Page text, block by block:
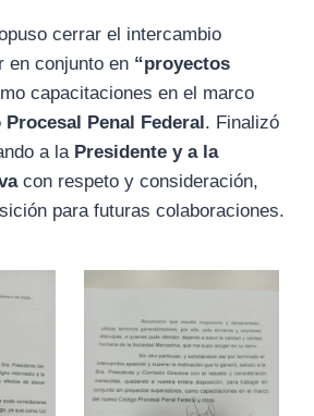
cerrar el intercambio
en conjunto en “proyectos
capacitaciones en el marco
Penal Federal. Finalizó
a la Presidente y a la
con respeto y consideración,
para futuras colaboraciones.